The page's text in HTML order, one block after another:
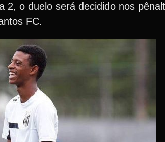
2, o duelo será decidido nos
FC.